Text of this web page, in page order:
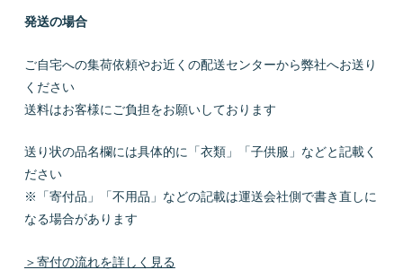
発送の場合
ご自宅への集荷依頼やお近くの配送センターから弊社へお送り
ください
送料はお客様にご負担をお願いしております
送り状の品名欄には具体的に「衣類」「子供服」などと記載く
ださい
※「寄付品」「不用品」などの記載は運送会社側で書き直しに
なる場合があります
＞寄付の流れを詳しく見る